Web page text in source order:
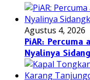
Agustus 4, 2026
PiAR: Percuma
Nyalinya